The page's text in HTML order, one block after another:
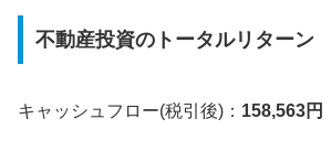
不動産投資のトータルリターン
キャッシュフロー(税引後)： 158,563円